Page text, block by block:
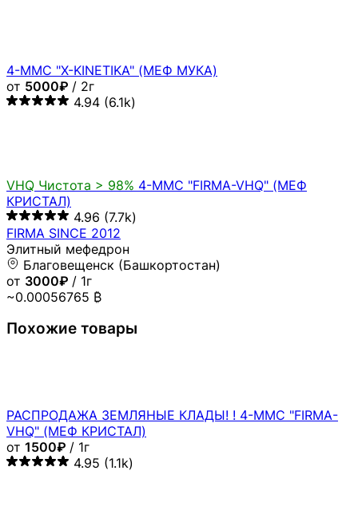
4-MMC "X-KINETIKA" (МЕФ МУКА)
от 5000₽ / 2г
4.94 (6.1k)
VHQ Чистота > 98% 4-MMC "FIRMA-VHQ" (МЕФ
КРИСТАЛ)
4.96 (7.7k)
FIRMA SINCE 2012
Элитный мефедрон
Благовещенск (Башкортостан)
от 3000₽ / 1г
~0.00056765 ₿
Похожие товары
РАСПРОДАЖА ЗЕМЛЯНЫЕ КЛАДЫ! ! 4-MMC "FIRMA-
VHQ" (МЕФ КРИСТАЛ)
от 1500₽ / 1г
4.95 (1.1k)